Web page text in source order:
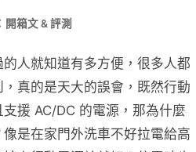
開箱文 & 評測
人就知道有多方便，很多人都
真的是天大的誤會，既然行動
援 AC/DC 的電源，那為什麼
是在家門外洗車不好拉電給高